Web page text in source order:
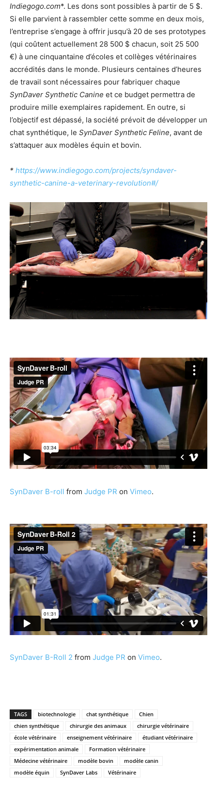
Indiegogo.com*. Les dons sont possibles à partir de 5 $.
Si elle parvient à rassembler cette somme en deux mois,
l’entreprise s’engage à offrir jusqu’à 20 de ses prototypes
(qui coûtent actuellement 28 500 $ chacun, soit 25 500
€) à une cinquantaine d’écoles et collèges vétérinaires
accrédités dans le monde. Plusieurs centaines d’heures
de travail sont nécessaires pour fabriquer chaque
SynDaver Synthetic Canine et ce budget permettra de
produire mille exemplaires rapidement. En outre, si
l’objectif est dépassé, la société prévoit de développer un
chat synthétique, le SynDaver Synthetic Feline, avant de
s’attaquer aux modèles équin et bovin.
* https://www.indiegogo.com/projects/syndaver-
synthetic-canine-a-veterinary-revolution#/
SynDaver B-roll from Judge PR on Vimeo.
SynDaver B-Roll 2 from Judge PR on Vimeo.
TAGS biotechnologie chat synthétique
Chien
chien synthétique
chirurgie des animaux
chirurgie vétérinaire
école vétérinaire
enseignement vétérinaire
étudiant vétérinaire
expérimentation animale
Formation vétérinaire
Médecine vétérinaire
modèle bovin
modèle canin
modèle équin
SynDaver Labs Vétérinaire